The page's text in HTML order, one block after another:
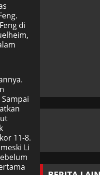
di
11-8.
Li